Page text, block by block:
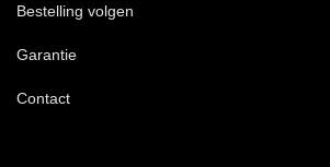
Bestelling volgen
Garantie
Contact